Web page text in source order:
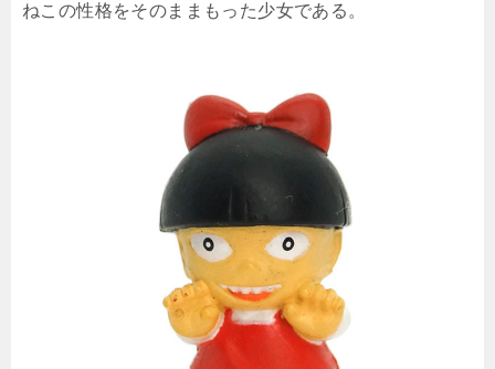
ねこの性格をそのままもった少女である。